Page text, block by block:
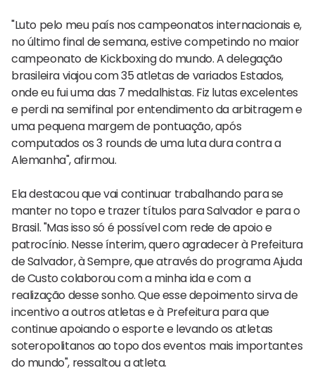
"Luto pelo meu país nos campeonatos internacionais e,
no último final de semana, estive competindo no maior
campeonato de Kickboxing do mundo. A delegação
brasileira viajou com 35 atletas de variados Estados,
onde eu fui uma das 7 medalhistas. Fiz lutas excelentes
e perdi na semifinal por entendimento da arbitragem e
uma pequena margem de pontuação, após
computados os 3 rounds de uma luta dura contra a
Alemanha", afirmou.
Ela destacou que vai continuar trabalhando para se
manter no topo e trazer títulos para Salvador e para o
Brasil. "Mas isso só é possível com rede de apoio e
patrocínio. Nesse ínterim, quero agradecer à Prefeitura
de Salvador, à Sempre, que através do programa Ajuda
de Custo colaborou com a minha ida e com a
realização desse sonho. Que esse depoimento sirva de
incentivo a outros atletas e à Prefeitura para que
continue apoiando o esporte e levando os atletas
soteropolitanos ao topo dos eventos mais importantes
do mundo", ressaltou a atleta.